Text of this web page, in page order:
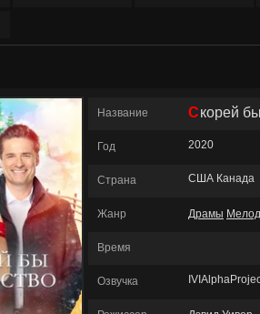
Название Скорей
Год 2020
Страна США Канада
Жанр Драмы
Время
Озвучка